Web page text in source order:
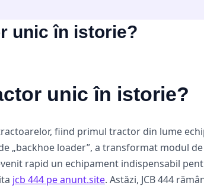
unic în istorie?
unic în istorie?
fiind primul tractor din lume
„backhoe loader”, a transformat modul
rapid un echipament indispensabil
jcb 444 pe anunt.site. Astăzi, JCB 444